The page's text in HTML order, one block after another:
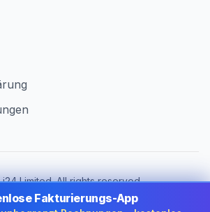
i24 Limited. All rights reserved.
in Switzerland
Fakturierungs-App